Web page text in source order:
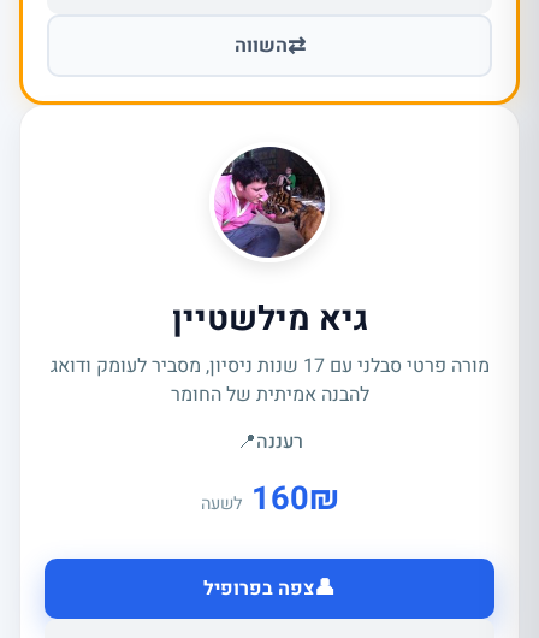
⇄השווה
גיא מילשטיין
מורה פרטי סבלני עם 17 שנות ניסיון, מסביר לעומק ודואג
להבנה אמיתית של החומר
רעננה📍
₪
160 לשעה
👤צפה בפרופיל